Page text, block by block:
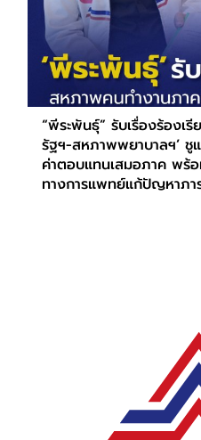
“พีระพันธุ์” รับเรื่องร้องเ
รัฐฯ-สหภาพพยาบาลฯ’ ชู
ค่าตอบแทนเสมอภาค พร้
ทางการแพทย์แก้ปัญหาภา